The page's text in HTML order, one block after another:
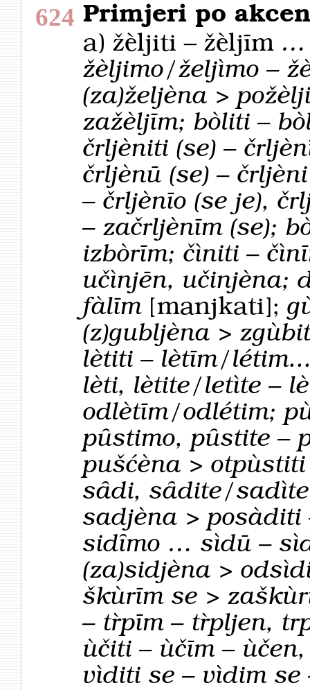
624 Primjeri po
a) žèljiti – žèljīm …
žèljimo/željìmo –
(za)željèna >
zažèljīm; bòliti –
črljèniti (se) –
črljènū (se) –
– črljènīo (se je),
– začrljènīm (se);
izbòrīm; čìniti –
učìnjēn, učinjèna;
fàlīm [manjkati];
(z)gubljèna >
lètiti – lètīm/
lèti, lètite/letìte –
odlètīm/odlétim;
pȗstimo, pȗstite –
pušćèna >
sȃdi, sȃdite/
sadjèna >
sidȋmo … sìdū –
(za)sidjèna >
škùrīm se >
– tȑpīm – tȑpljen,
ùčiti – ùčīm –
vìditi se – vìdim se